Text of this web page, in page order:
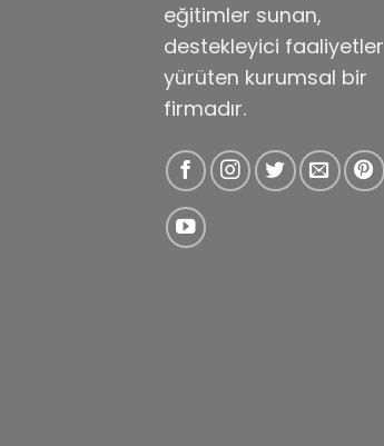
eğitimler sunan,
destekleyici faaliyetler
yürüten kurumsal bir
firmadır.